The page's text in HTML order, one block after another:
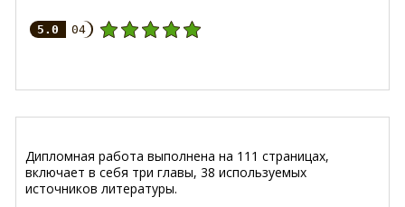
5.0 04
Дипломная работа выполнена на 111 страницах,
включает в себя три главы, 38 используемых
источников литературы.